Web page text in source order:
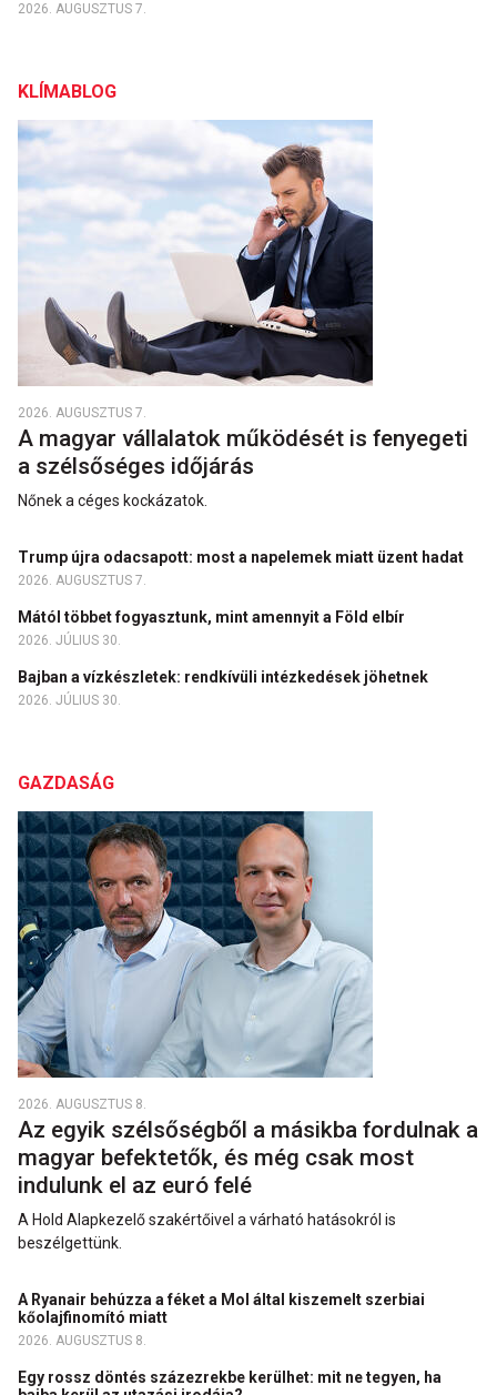
2026. AUGUSZTUS 7.
KLÍMABLOG
2026. AUGUSZTUS 7.
A magyar vállalatok működését is fenyegeti
a szélsőséges időjárás
Nőnek a céges kockázatok.
Trump újra odacsapott: most a napelemek miatt üzent hadat
2026. AUGUSZTUS 7.
Mától többet fogyasztunk, mint amennyit a Föld elbír
2026. JÚLIUS 30.
Bajban a vízkészletek: rendkívüli intézkedések jöhetnek
2026. JÚLIUS 30.
GAZDASÁG
2026. AUGUSZTUS 8.
Az egyik szélsőségből a másikba fordulnak a
magyar befektetők, és még csak most
indulunk el az euró felé
A Hold Alapkezelő szakértőivel a várható hatásokról is
beszélgettünk.
A Ryanair behúzza a féket a Mol által kiszemelt szerbiai
kőolajfinomító miatt
2026. AUGUSZTUS 8.
Egy rossz döntés százezrekbe kerülhet: mit ne tegyen, ha